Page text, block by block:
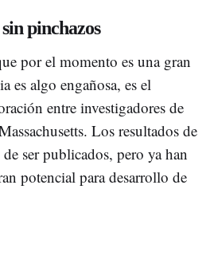
pinchazos
por el momento es una gran
es algo engañosa, es el
entre investigadores de
Los resultados de
ser publicados, pero ya han
potencial para desarrollo de